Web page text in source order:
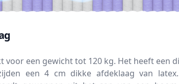
voor een gewicht tot 120 kg. Het heeft een
een 4 cm dikke afdeklaag van